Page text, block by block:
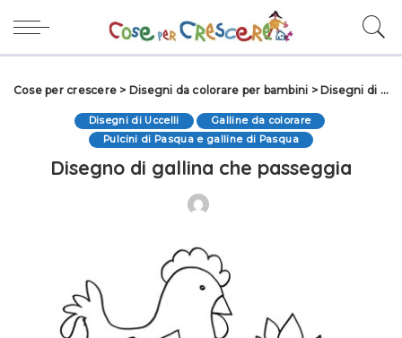
Cose per crescere > Disegni da colorare per bambini > Disegni di Animali da colorare
Disegni di Uccelli
Galline da colorare
Pulcini di Pasqua e galline di Pasqua
Disegno di gallina che passeggia